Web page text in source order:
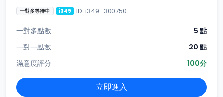
一對多等待中 i349 ID: i349_300750
一對多點數
5 點
一對一點數
20 點
滿意度評分
100分
立即進入